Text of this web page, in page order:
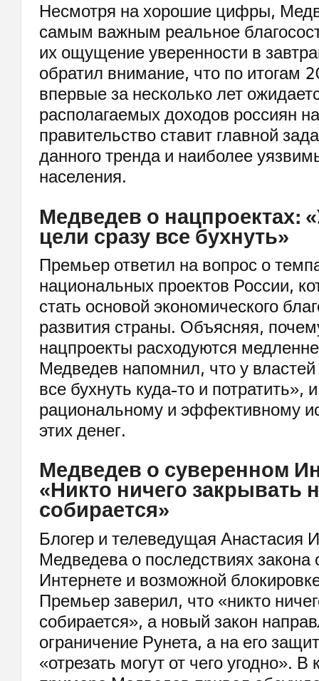
Несмотря на хорошие цифры,
самым важным реальное
их ощущение уверенности в
обратил внимание, что по итогам
впервые за несколько лет
располагаемых доходов россиян
правительство ставит главной
данного тренда и наиболее
населения.
Медведев о нацпроектах:
цели сразу все бухнуть»
Премьер ответил на вопрос о
национальных проектов России,
стать основой экономического
развития страны. Объясняя,
нацпроекты расходуются
Медведев напомнил, что у властей
все бухнуть куда-то и потратить»,
рациональному и эффективному
этих денег.
Медведев о суверенном
«Никто ничего закрывать
собирается»
Блогер и телеведущая Анастасия
Медведева о последствиях закона
Интернете и возможной
Премьер заверил, что «никто
собирается», а новый закон
ограничение Рунета, а на его
«отрезать могут от чего угодно». В